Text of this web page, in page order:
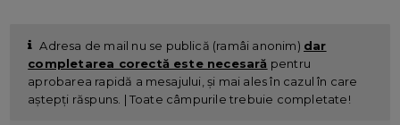
Adresa de mail nu se publică (ramâi anonim) dar
completarea corectă este necesară pentru
aprobarea rapidă a mesajului, și mai ales în cazul în care
aștepți răspuns. | Toate câmpurile trebuie completate!